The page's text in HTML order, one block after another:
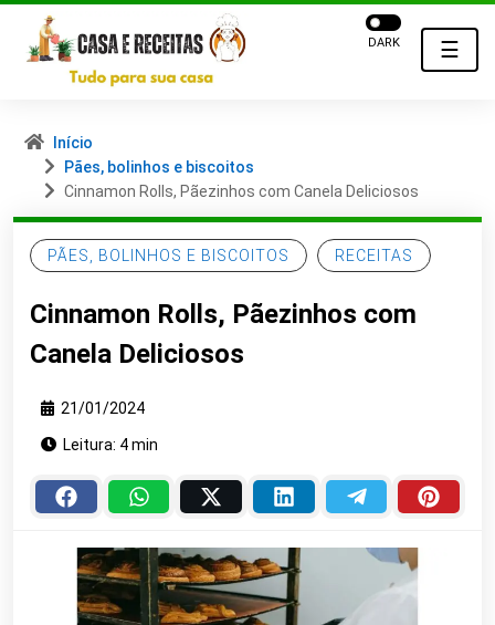
☰
DARK
Início
Pães, bolinhos e biscoitos
Cinnamon Rolls, Pãezinhos com Canela Deliciosos
PÃES, BOLINHOS E BISCOITOS RECEITAS
Cinnamon Rolls, Pãezinhos com
Canela Deliciosos
21/01/2024
Leitura: 4 min